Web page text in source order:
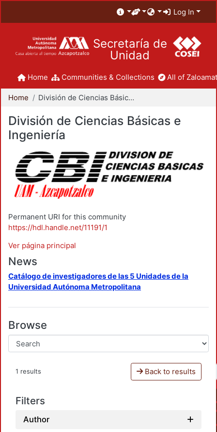
Log In
Secretaría de
Unidad
Home Communities & Collections All of
Home División de Ciencias Básicas e Ingeniería
División de Ciencias Básicas e
Ingeniería
Permanent URI for this community
https://hdl.handle.net/11191/1
Ver página principal
News
Catálogo de investigadores de las 5 Unidades de la
Universidad Autónoma Metropolitana
Browse
1 results Back to results
Filters
Author